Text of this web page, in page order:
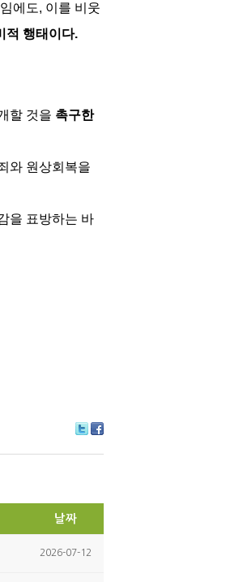
에도, 이를 비웃
적 행태이다.
할 것을 촉구한
와 원상회복을
을 표방하는 바
itte ce
날짜
2026-07-12